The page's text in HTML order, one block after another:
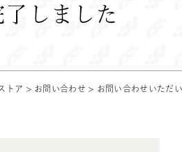
しました
トア > お問い合わせ > お問い合わせいただ